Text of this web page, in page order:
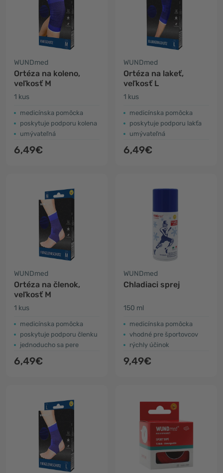
WUNDmed
Ortéza na koleno,
veľkosť M
1 kus
medicínska pomôcka
poskytuje podporu kolena
umývateľná
6,49€
WUNDmed
Ortéza na lakeť,
veľkosť L
1 kus
medicínska pomôcka
poskytuje podporu lakťa
umývateľná
6,49€
WUNDmed
Ortéza na členok,
veľkosť M
1 kus
medicínska pomôcka
poskytuje podporu členku
jednoducho sa pere
6,49€
WUNDmed
Chladiaci sprej
150 ml
medicínska pomôcka
vhodné pre športovcov
rýchly účinok
9,49€